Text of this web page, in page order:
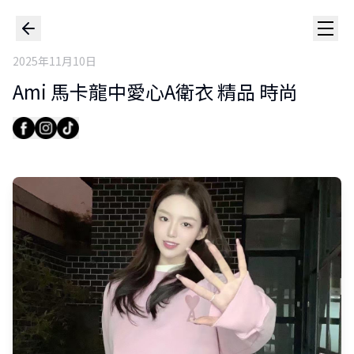
2025年11月10日
Ami 馬卡龍中愛心A衛衣 精品 時尚